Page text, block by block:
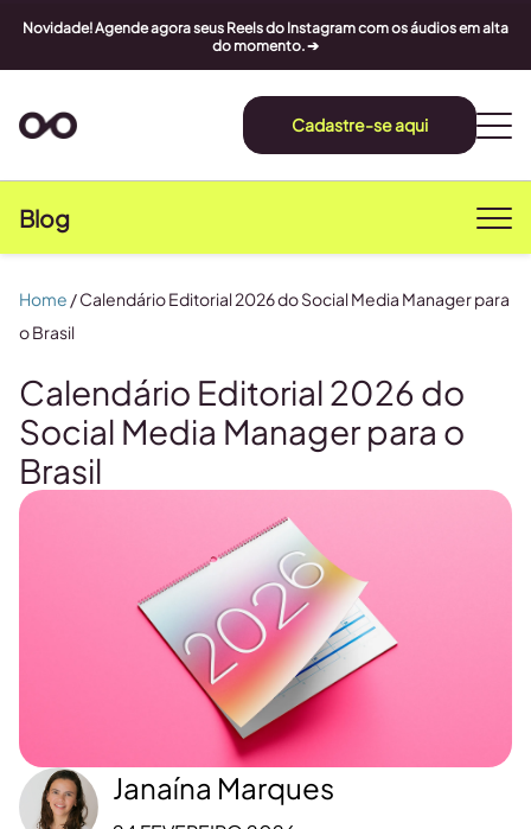
Novidade! Agende agora seus Reels do Instagram com os áudios em alta
do momento. ➔
Cadastre-se aqui
Blog
Calendário Editorial 2026 do
Social Media Manager para o
Brasil
Janaína Marques
Home /Calendário Editorial 2026 do Social Media Manager para
o Brasil